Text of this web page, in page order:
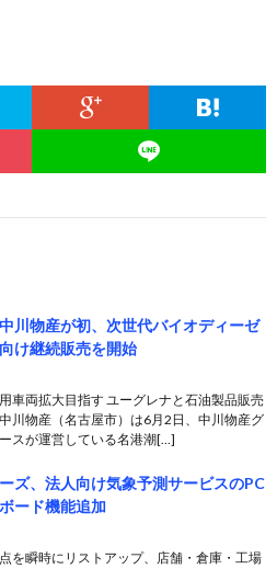
川物産が初、次世代バイオディーゼ
け継続販売を開始
車両拡大目指す ユーグレナと石油製品販売
川物産（名古屋市）は6月2日、中川物産グ
スが運営している名港潮[…]
ズ、法人向け気象予測サービスのPC
ード機能追加
を瞬時にリストアップ、店舗・倉庫・工場